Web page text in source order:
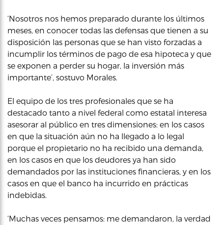
‘Nosotros nos hemos preparado durante los últimos
meses, en conocer todas las defensas que tienen a su
disposición las personas que se han visto forzadas a
incumplir los términos de pago de esa hipoteca y que
se exponen a perder su hogar, la inversión más
importante’, sostuvo Morales.
El equipo de los tres profesionales que se ha
destacado tanto a nivel federal como estatal interesa
asesorar al público en tres dimensiones: en los casos
en que la situación aún no ha llegado a lo legal
porque el propietario no ha recibido una demanda,
en los casos en que los deudores ya han sido
demandados por las instituciones financieras, y en los
casos en que el banco ha incurrido en prácticas
indebidas.
‘Muchas veces pensamos: me demandaron, la verdad